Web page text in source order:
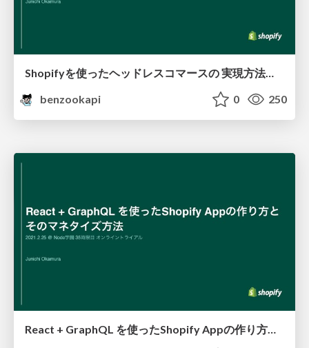
Shopifyを使ったヘッドレスコマースの 実現方法と事例
benzookapi
0 250
React + GraphQL を使ったShopify Appの作り方と そのマネタイズ方法